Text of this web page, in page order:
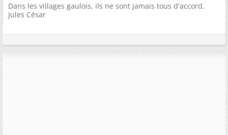
Dans les villages gaulois, ils ne sont jamais tous d'accord.
Jules César